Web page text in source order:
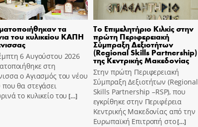
τα
του κυλικείου ΚΑΠΗ
6 Αυγούστου 2026
στη
ο Αγιασμός του νέου
θα στεγάσει
το κυλικείο του […]
Το Επιμελητήριο Κιλκίς στην
πρώτη Περιφερειακή
Σύμπραξη Δεξιοτήτων
(Regional Skills Partnership)
της Κεντρικής Μακεδονίας
Στην πρώτη Περιφερειακή
Σύμπραξη Δεξιοτήτων (Regional
Skills Partnership –RSP), που
εγκρίθηκε στην Περιφέρεια
Κεντρικής Μακεδονίας από την
Ευρωπαϊκή Επιτροπή στο[…]